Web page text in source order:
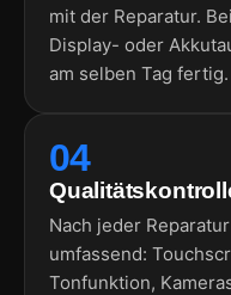
mit der Reparatur.
Display- oder
am selben Tag fertig.
04
Nach jeder
umfassend:
Tonfunktion,